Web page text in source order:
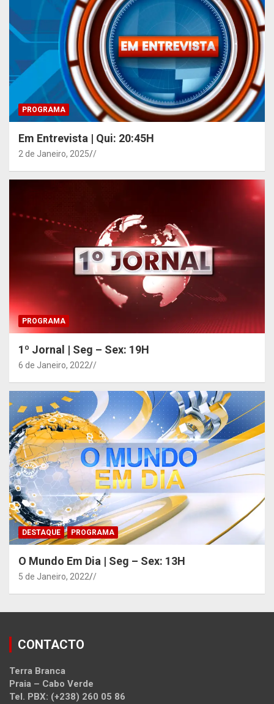
PROGRAMA
Em Entrevista | Qui: 20:45H
2 de Janeiro, 2025 /
PROGRAMA
1º Jornal | Seg – Sex: 19H
6 de Janeiro, 2022 /
DESTAQUE PROGRAMA
O Mundo Em Dia | Seg – Sex: 13H
5 de Janeiro, 2022 /
CONTACTO
Terra Branca
Praia – Cabo Verde
Tel. PBX: (+238) 260 05 86